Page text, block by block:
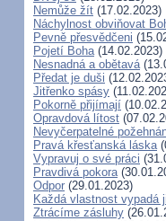
Nemůže žít (17.02.2023)
Náchylnost obviňovat
Pevně přesvědčeni
Pojetí Boha(14.02.2023)
Nesnadná a obětavá
Předat je duši
Jitřenko spásy
Pokorně přijímají
Opravdová lítost
Nevyčerpatelné
Pravá křesťanská láska
Vypravuj o své práci
Pravdivá pokora
Odpor (29.01.2023)
Každá vlastnost vypadá
Ztrácíme zásluhy